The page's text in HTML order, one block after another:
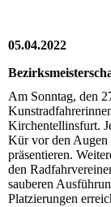
05.04.2022
Am Sonntag, den
Kirchentellinsfurt.
Kür vor den Augen
präsentieren.
den
sauberen
Platzierungen